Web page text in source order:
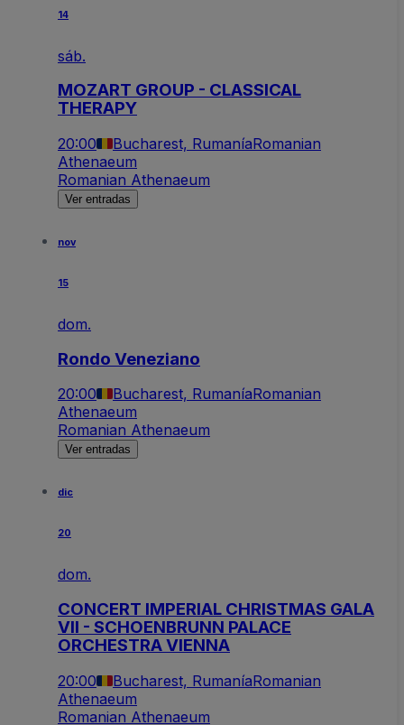
14
sáb.
MOZART GROUP - CLASSICAL
THERAPY
20:00 Bucharest, RumaníaRomanian
Athenaeum
Romanian Athenaeum
Ver entradas
nov
15
dom.
Rondo Veneziano
20:00 Bucharest, RumaníaRomanian
Athenaeum
Romanian Athenaeum
Ver entradas
dic
20
dom.
CONCERT IMPERIAL CHRISTMAS GALA
VII - SCHOENBRUNN PALACE
ORCHESTRA VIENNA
20:00 Bucharest, RumaníaRomanian
Athenaeum
Romanian Athenaeum